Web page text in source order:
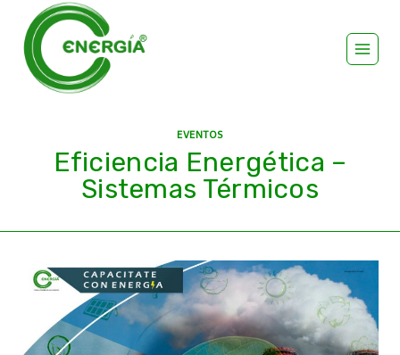
EVENTOS
Eficiencia Energética –
Sistemas Térmicos